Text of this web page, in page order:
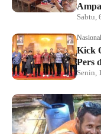
Sabtu,
Nasional
Kick
Pers
Senin,